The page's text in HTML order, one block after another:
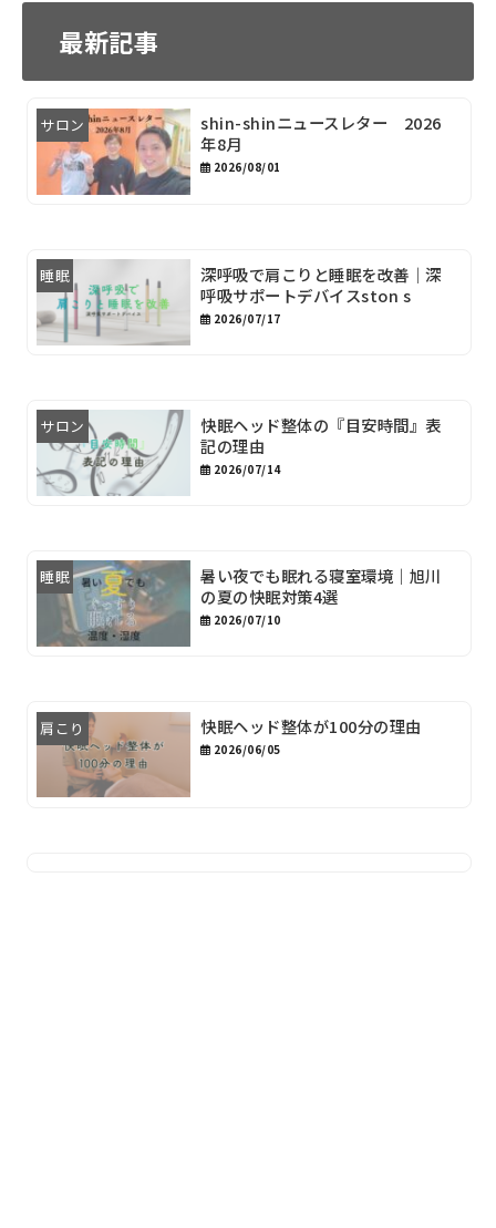
最新記事
サロン
shin-shinニュースレター 2026
年8月
2026/08/01
睡眠
深呼吸で肩こりと睡眠を改善｜深
呼吸サポートデバイスston s
2026/07/17
サロン
快眠ヘッド整体の『目安時間』表
記の理由
2026/07/14
睡眠
暑い夜でも眠れる寝室環境｜旭川
の夏の快眠対策4選
2026/07/10
肩こり 快眠ヘッド整体が100分の理由
2026/06/05